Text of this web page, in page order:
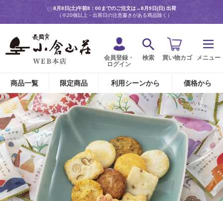
8月8日(土)午前8：00までのご注文は→8月9日(日) 出荷
（※20個以上・出荷日の注意書きがある商品除く）
会員登録・
ログイン
検索 買い物カゴ メニュー
商品一覧 限定商品 利用シーンから 価格から